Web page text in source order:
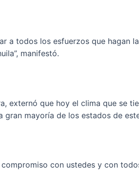
a todos los esfuerzos que hagan
manifestó.
externó que hoy el clima que se
gran mayoría de los estados de
con ustedes y con